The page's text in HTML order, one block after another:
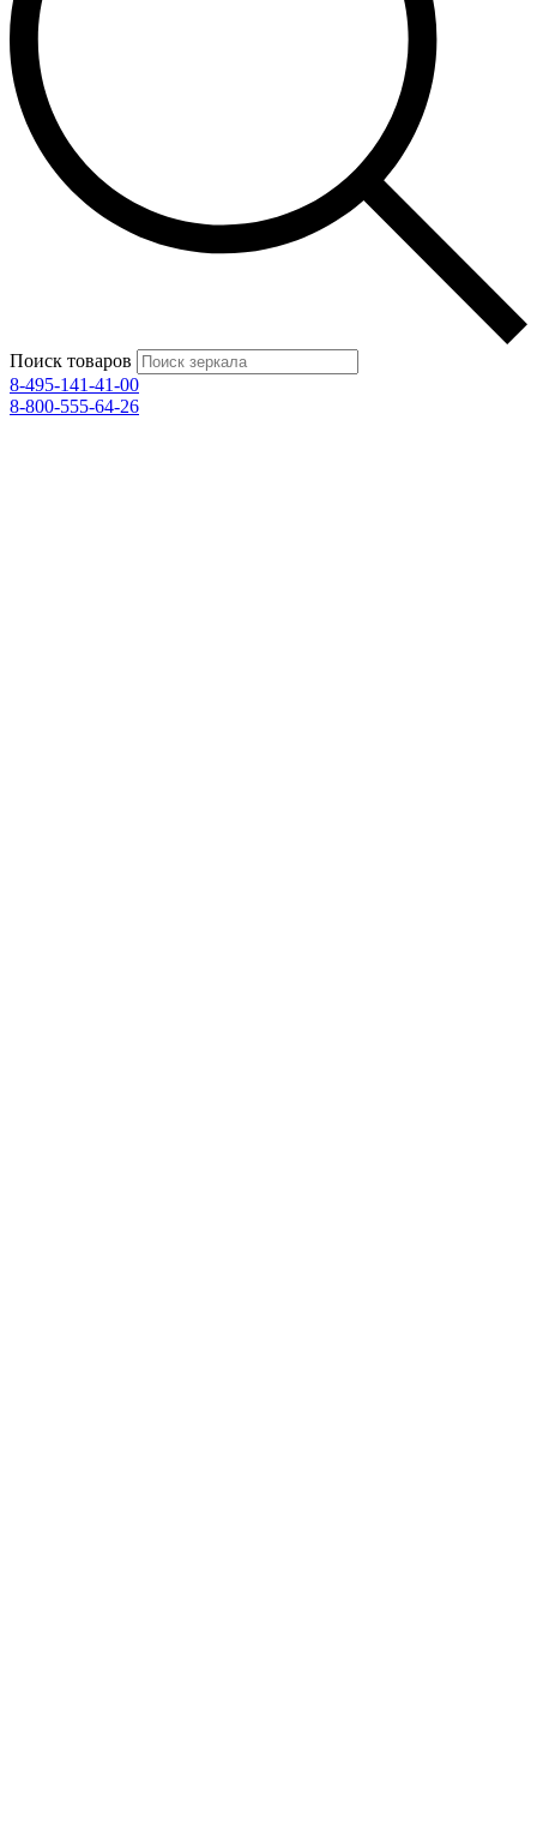
Поиск товаров
8-495-141-41-00
8-800-555-64-26